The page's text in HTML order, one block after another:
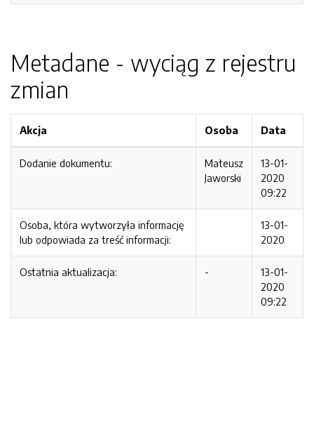
Metadane - wyciąg z rejestru
zmian
Akcja Osoba Data
Dodanie dokumentu:
Mateusz
Jaworski
13-01-
2020
09:22
Osoba, która wytworzyła informację
lub odpowiada za treść informacji:
13-01-
2020
Ostatnia aktualizacja: -
13-01-
2020
09:22